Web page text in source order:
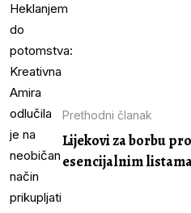
Prethodni članak
Lijekovi za borbu
esencijalnim